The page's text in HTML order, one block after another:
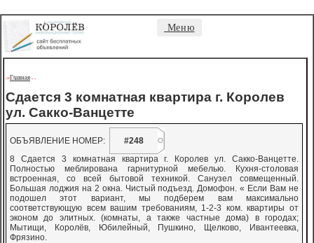
Меню
->Главная - -
Сдается 3 комнатная квартира г. Королев
ул. Сакко-Ванцетте
ОБЪЯВЛЕНИЕ НОМЕР:
#248
8 Сдается 3 комнатная квартира г. Королев ул. Сакко-Ванцетте.
Полностью меблирована гарнитурной мебелью. Кухня-столовая
встроенная, со всей бытовой техникой. Санузел совмещенный.
Большая лоджия на 2 окна. Чистый подъезд. Домофон. « Если Вам не
подошел этот вариант, мы подберем вам максимально
соответствующую всем вашим требованиям, 1-2-3 ком. квартиры от
эконом до элитных. (комнаты, а также частные дома) в городах;
Мытищи, Королёв, Юбилейный, Пушкино, Щелково, Ивантеевка,
Фрязино.